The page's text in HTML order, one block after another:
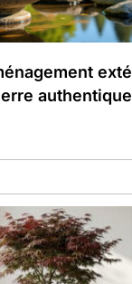
authentique